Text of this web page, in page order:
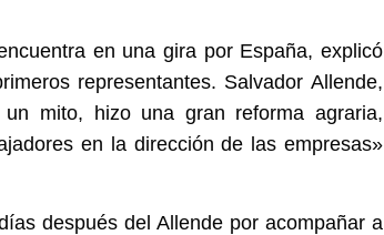
en una gira por España, explicó
representantes. Salvador Allende,
mito, hizo una gran reforma agraria,
en la dirección de las empresas»
después del Allende por acompañar a